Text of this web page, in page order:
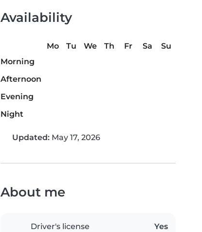
Availability
Mo Tu We Th Fr Sa
Su
Morning
Afternoon
Evening
Night
Updated: May 17, 2026
About me
Driver's license Yes